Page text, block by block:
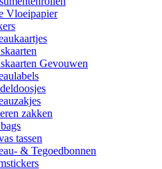
Vloeipapier
Gevouwen
zakken
tassen
& Tegoedbonnen